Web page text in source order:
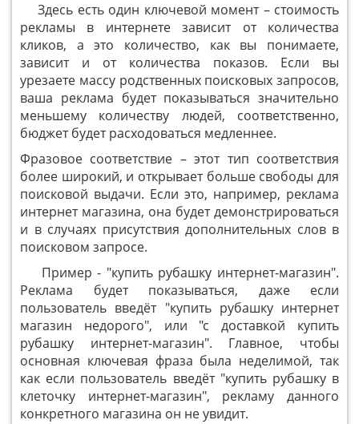
Здесь есть один ключевой момент – стоимость
рекламы в интернете зависит от количества
кликов, а это количество, как вы понимаете,
зависит и от количества показов. Если вы
урезаете массу родственных поисковых запросов,
ваша реклама будет показываться значительно
меньшему количеству людей, соответственно,
бюджет будет расходоваться медленнее.
Фразовое соответствие – этот тип соответствия
более широкий, и открывает больше свободы для
поисковой выдачи. Если это, например, реклама
интернет магазина, она будет демонстрироваться
и в случаях присутствия дополнительных слов в
поисковом запросе.
Пример - "купить рубашку интернет-магазин".
Реклама будет показываться, даже если
пользователь введёт "купить рубашку интернет
магазин недорого", или "с доставкой купить
рубашку интернет-магазин". Главное, чтобы
основная ключевая фраза была неделимой, так
как если пользователь введёт "купить рубашку в
клеточку интернет-магазин", рекламу данного
конкретного магазина он не увидит.